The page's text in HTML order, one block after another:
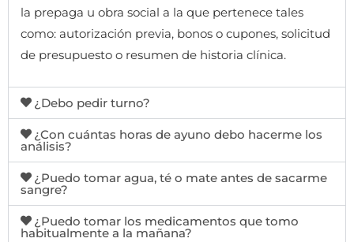
la prepaga u obra social a la que pertenece tales
como: autorización previa, bonos o cupones, solicitud
de presupuesto o resumen de historia clínica.
¿Debo pedir turno?
¿Con cuántas horas de ayuno debo hacerme los
análisis?
¿Puedo tomar agua, té o mate antes de sacarme
sangre?
¿Puedo tomar los medicamentos que tomo
habitualmente a la mañana?